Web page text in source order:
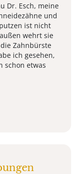
Dr. Esch, meine
und
ist nicht
wehrt sie
Zahnbürste
ich gesehen,
schon etwas